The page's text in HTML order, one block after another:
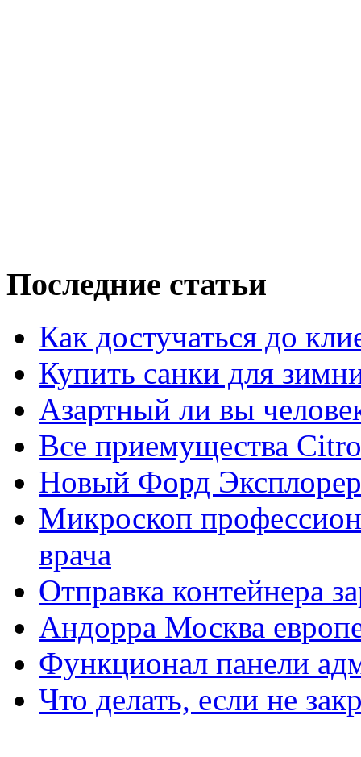
Последние статьи
Как достучаться до
Купить санки для
Азартный ли вы
Все приемущества
Новый Форд
Микроскоп
врача
Отправка контейнера
Андорра Москва
Функционал панели
Что делать, если не